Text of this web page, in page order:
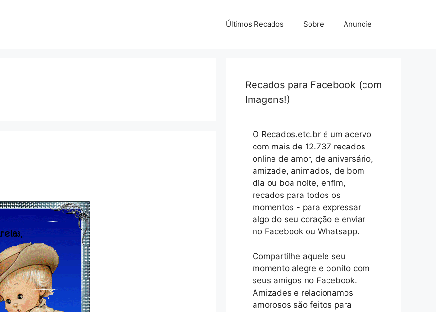
Últimos Recados Sobre Anuncie
Recados para Facebook (com
Imagens!)
O Recados.etc.br é um acervo
com mais de 12.737 recados
online de amor, de aniversário,
amizade, animados, de bom
dia ou boa noite, enfim,
recados para todos os
momentos - para expressar
algo do seu coração e enviar
no Facebook ou Whatsapp.
Compartilhe aquele seu
momento alegre e bonito com
seus amigos no Facebook.
Amizades e relacionamos
amorosos são feitos para